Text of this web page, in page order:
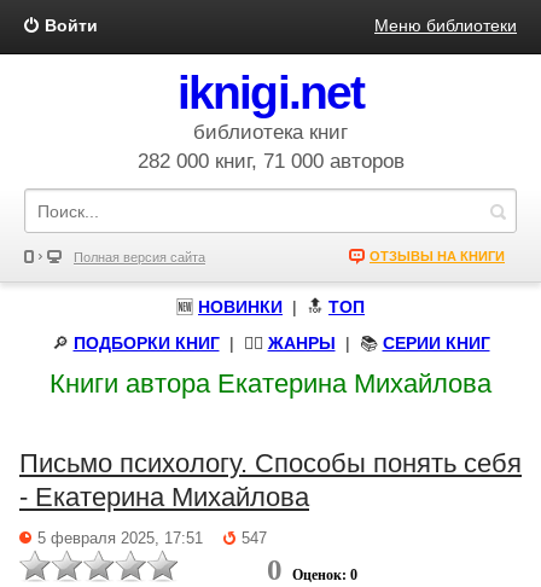
Войти Меню библиотеки
iknigi.net
библиотека книг
282 000 книг, 71 000 авторов
Полная версия сайта ОТЗЫВЫ НА КНИГИ
🆕 НОВИНКИ | 🔝 ТОП
🔎 ПОДБОРКИ КНИГ| 🧝‍♀️ ЖАНРЫ | 📚 СЕРИИ КНИГ
Книги автора Екатерина Михайлова
Письмо психологу. Способы понять себя
- Екатерина Михайлова
5 февраля 2025, 17:51 547
0 Оценок: 0